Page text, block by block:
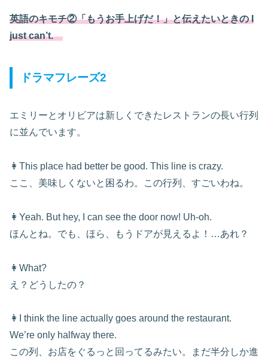
英語のキモチ②「もうお手上げだ！」と伝えたいときの I
just can’t.
ドラマフレーズ2
エミリーとオリビアは新しくできたレストランの長い行列
に並んでいます。
👩This place had better be good. This line is crazy.
ここ、美味しくないと困るわ。この行列、すごいわね。
👩Yeah. But hey, I can see the door now! Uh-oh.
ほんとね。でも、ほら、もうドアが見えるよ！…あれ？
👩What?
え？どうしたの？
👩I think the line actually goes around the restaurant.
We’re only halfway there.
この列、お店をぐるっと回ってるみたい。まだ半分しか進